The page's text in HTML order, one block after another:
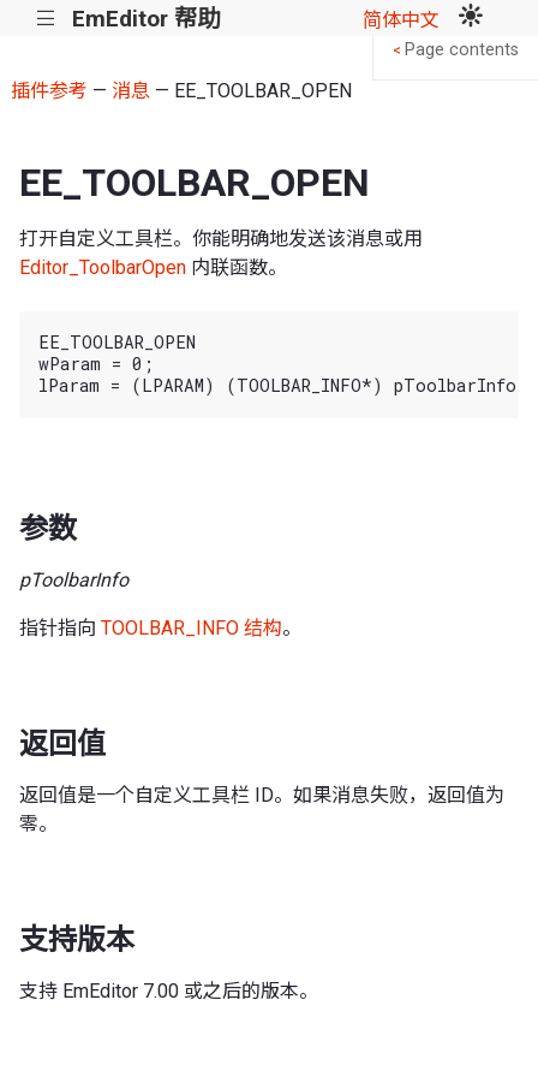
||| EmEditor 帮助 简体中文
插件参考 — 消息— EE_TOOLBAR_OPEN
EE_TOOLBAR_OPEN
打开自定义工具栏。你能明确地发送该消息或用
Editor_ToolbarOpen 内联函数。
EE_TOOLBAR_OPEN
wParam = 0;
参数
pToolbarInfo
指针指向 TOOLBAR_INFO 结构。
返回值
返回值是一个自定义工具栏 ID。如果消息失败，返回值为
零。
支持版本
支持 EmEditor 7.00 或之后的版本。
< Page contents